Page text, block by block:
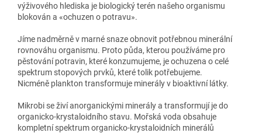
výživového hlediska je biologický terén našeho organismu
blokován a «ochuzen o potravu».
Jíme nadměrně v marné snaze obnovit potřebnou minerální
rovnováhu organismu. Proto půda, kterou používáme pro
pěstování potravin, které konzumujeme, je ochuzena o celé
spektrum stopových prvků, které tolik potřebujeme.
Nicméně plankton transformuje minerály v bioaktivní látky.
Mikrobi se živí anorganickými minerály a transformují je do
organicko-krystaloidního stavu. Mořská voda obsahuje
kompletní spektrum organicko-krystaloidních minerálů